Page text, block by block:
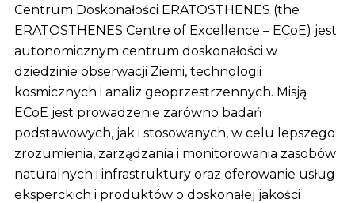
Centrum Doskonałości ERATOSTHENES (the
ERATOSTHENES Centre of Excellence – ECoE) jest
autonomicznym centrum doskonałości w
dziedzinie obserwacji Ziemi, technologii
kosmicznych i analiz geoprzestrzennych. Misją
ECoE jest prowadzenie zarówno badań
podstawowych, jak i stosowanych, w celu lepszego
zrozumienia, zarządzania i monitorowania zasobów
naturalnych i infrastruktury oraz oferowanie usług
eksperckich i produktów o doskonałej jakości